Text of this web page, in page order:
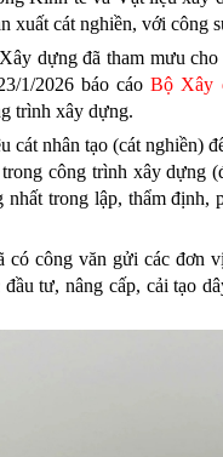
xuất cát nghiền, với công
dựng đã tham mưu
1/2026 báo cáoBộ Xây
trình xây dựng.
cát nhân tạo (cát nghiền)
công trình xây dựng
trong lập, thẩm
công văn gửi các đơn
tư, nâng cấp, cải tạo